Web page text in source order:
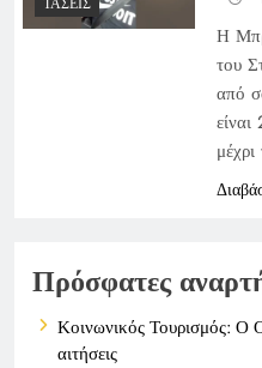
Η
του
από
Πρόσφατες
Κοινωνικός Τουρισμός: Ο
αιτήσεις